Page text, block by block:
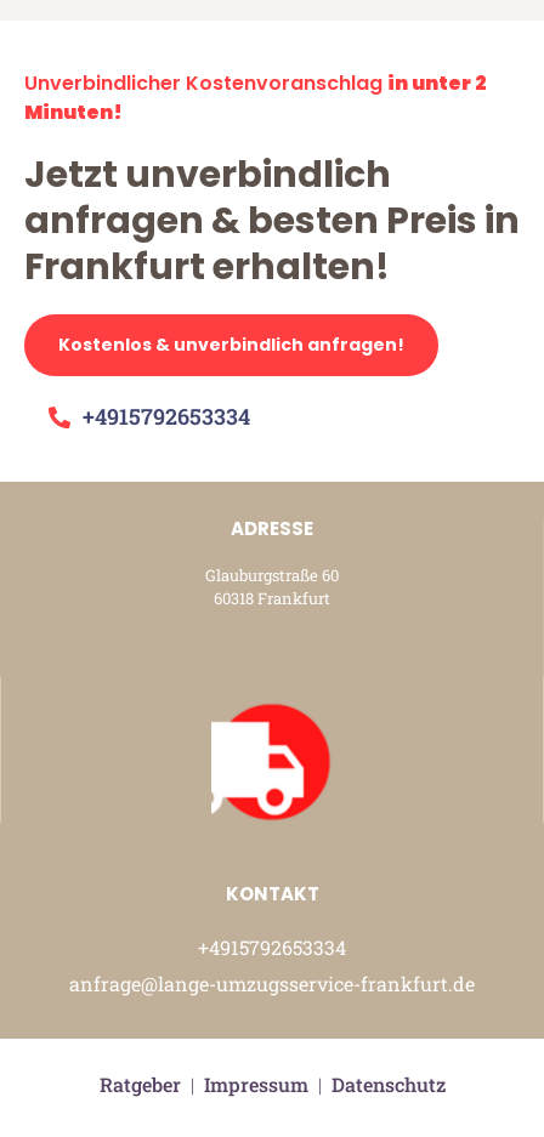
Unverbindlicher Kostenvoranschlag in unter 2
Minuten!
Jetzt unverbindlich
anfragen & besten Preis in
Frankfurt erhalten!
Kostenlos & unverbindlich anfragen!
+4915792653334
ADRESSE
Glauburgstraße 60
60318 Frankfurt
KONTAKT
+4915792653334
anfrage@lange-umzugsservice-frankfurt.de
Ratgeber| Impressum| Datenschutz